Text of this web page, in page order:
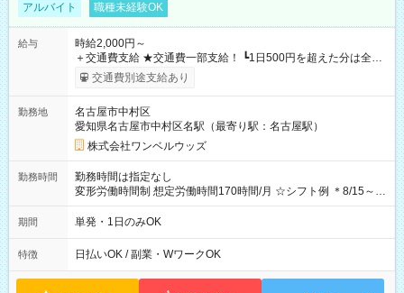
アルバイト 職種未経験OK
給与
時給2,000円～
＋交通費支給 ★交通費一部支給！ ┗1日500円を超えた分は全額
支給！ ※往復500円以内の方は自己負担となります ★日払い
OK！（規定あり） ┗働いたその日に現金GET♪ お仕事後はコン
期間なし
交通費別途支給あり
勤務地
名古屋市中村区
愛知県名古屋市中村区名駅（最寄り駅：名古屋駅）
株式会社ワンベルウッズ
勤務時間
勤務時間は指定なし
変形労働時間制 想定労働時間170時間/月 ☆シフト例 ＊8/15～
10/26 全日共通 08：00～12：00 17：00～21：00 ＊8/31
～9/19のみ下記シフトもあります！ 12：00～16：00 ＊9/6～
00
期間 単発・1日のみOK
特徴 日払いOK / 副業・WワークOK